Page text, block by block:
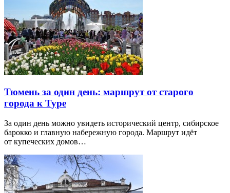
Тюмень за один день: маршрут от старого
города к Туре
За один день можно увидеть исторический центр, сибирское
барокко и главную набережную города. Маршрут идёт
от купеческих домов…